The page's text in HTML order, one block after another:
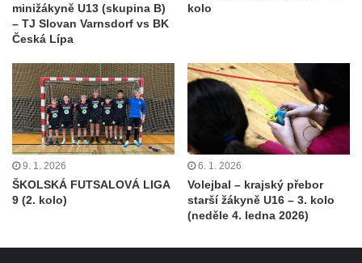
minižákyně U13 (skupina B)
– TJ Slovan Varnsdorf vs BK
Česká Lípa
kolo
9. 1. 2026
ŠKOLSKÁ FUTSALOVÁ LIGA
9 (2. kolo)
6. 1. 2026
Volejbal – krajský přebor
starší žákyně U16 – 3. kolo
(neděle 4. ledna 2026)